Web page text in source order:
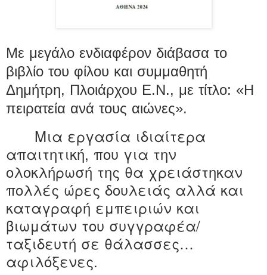
Με μεγάλο ενδιαφέρον διάβασα το
βιβλίο του φίλου και συμμαθητή
Δημήτρη, Πλοιάρχου Ε.Ν., με τίτλο: «Η
πειρατεία ανά τους αιώνες».
Μια εργασία ιδιαίτερα
απαιτητική, που για την
ολοκλήρωσή της θα χρειάστηκαν
πολλές ώρες δουλειάς αλλά και
καταγραφή εμπειριών και
βιωμάτων του συγγραφέα/
ταξιδευτή σε θάλασσες…
αφιλόξενες.